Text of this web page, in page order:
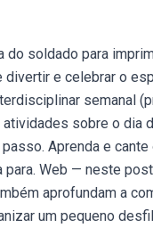
soldado para
divertir e celebrar o
semanal
sobre o dia
Aprenda e
Web — neste
aprofundam a
um pequeno